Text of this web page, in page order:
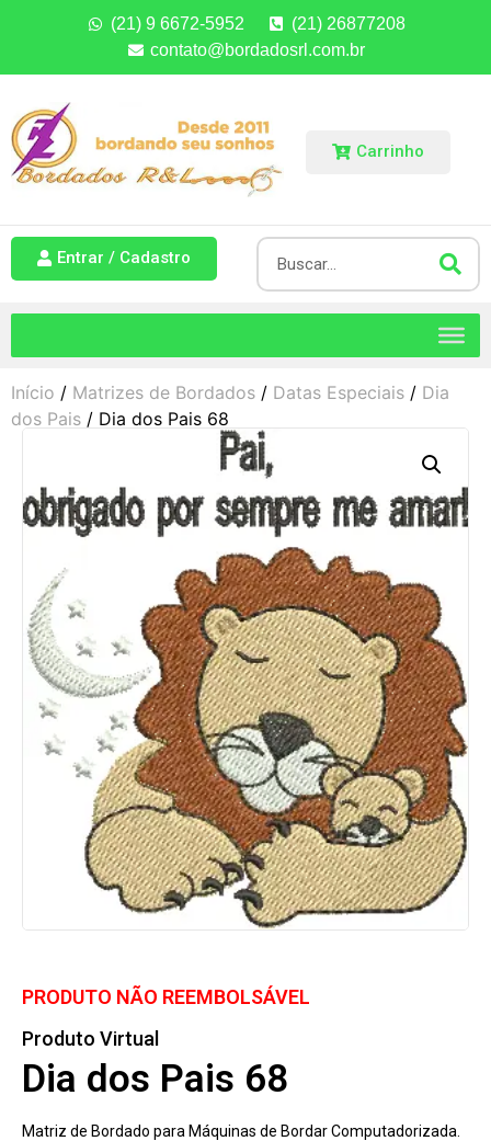
(21) 9 6672-5952
(21) 26877208
contato@bordadosrl.com.br
Carrinho
Entrar / Cadastro
Início / Matrizes de Bordados / Datas Especiais / Dia
dos Pais / Dia dos Pais 68
PRODUTO NÃO REEMBOLSÁVEL
Produto Virtual
Dia dos Pais 68
Matriz de Bordado para Máquinas de Bordar Computadorizada.